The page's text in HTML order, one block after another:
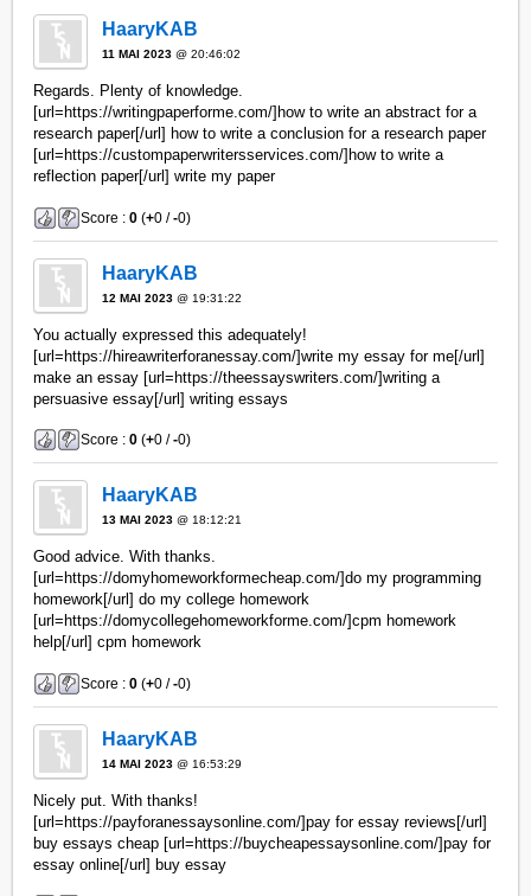
HaaryKAB
11 MAI 2023 @ 20:46:02
Regards. Plenty of knowledge.
[url=https://writingpaperforme.com/]how to write an abstract for a
research paper[/url] how to write a conclusion for a research paper
[url=https://custompaperwritersservices.com/]how to write a
reflection paper[/url] write my paper
Score :0 (+0 /-0)
HaaryKAB
12 MAI 2023 @ 19:31:22
You actually expressed this adequately!
[url=https://hireawriterforanessay.com/]write my essay for me[/url]
make an essay [url=https://theessayswriters.com/]writing a
persuasive essay[/url] writing essays
Score :0 (+0 /-0)
HaaryKAB
13 MAI 2023 @ 18:12:21
Good advice. With thanks.
[url=https://domyhomeworkformecheap.com/]do my programming
homework[/url] do my college homework
[url=https://domycollegehomeworkforme.com/]cpm homework
help[/url] cpm homework
Score :0 (+0 /-0)
HaaryKAB
14 MAI 2023 @ 16:53:29
Nicely put. With thanks!
[url=https://payforanessaysonline.com/]pay for essay reviews[/url]
buy essays cheap [url=https://buycheapessaysonline.com/]pay for
essay online[/url] buy essay